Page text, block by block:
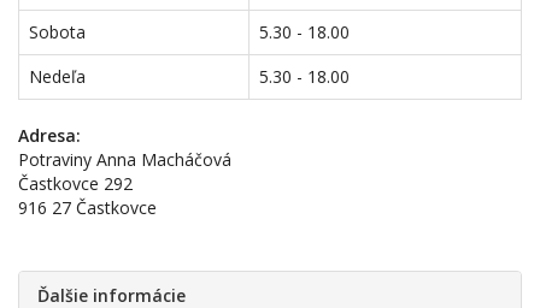
Sobota
5.30 - 18.00
Nedeľa
5.30 - 18.00
Adresa:
Potraviny Anna Macháčová
Častkovce 292
916 27 Častkovce
Ďalšie informácie